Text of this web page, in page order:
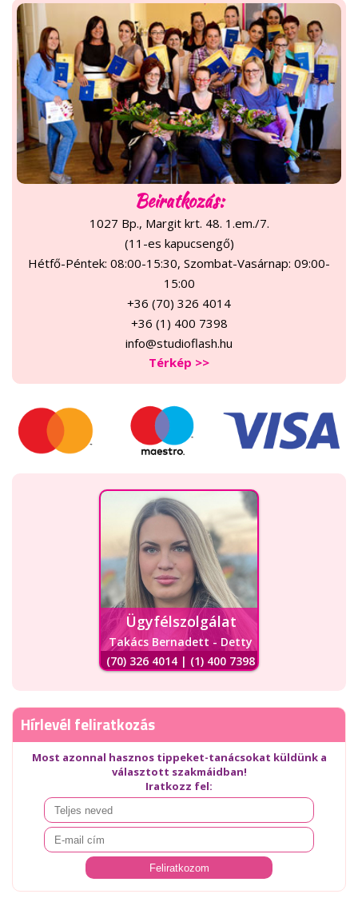
Beiratkozás:
1027 Bp., Margit krt. 48. 1.em./7.
(11-es kapucsengő)
Hétfő-Péntek: 08:00-15:30, Szombat-Vasárnap: 09:00-
15:00
+36 (70) 326 4014
+36 (1) 400 7398
info@studioflash.hu
Térkép >>
Ügyfélszolgálat
Takács Bernadett - Detty
(70) 326 4014 | (1) 400 7398
Hírlevél feliratkozás
Most azonnal hasznos tippeket-tanácsokat küldünk a
választott szakmáidban!
Iratkozz fel: